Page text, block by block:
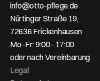
info@otto-pflege.de
Nürtinger Straße 19,
72636 Frickenhausen
Mo–Fr: 9:00 - 17:00
oder nach Vereinbarung
Legal